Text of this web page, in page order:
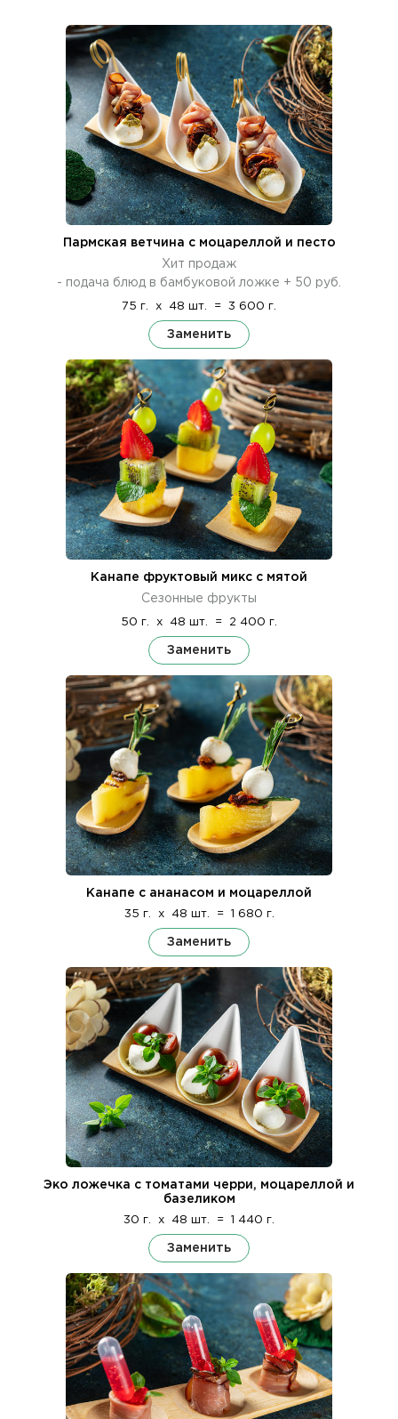
Пармская ветчина с моцареллой и песто
Хит продаж
- подача блюд в бамбуковой ложке + 50 руб.
75 г. x 48 шт. = 3 600 г.
Заменить
Канапе фруктовый микс с мятой
Сезонные фрукты
50 г. x 48 шт. = 2 400 г.
Заменить
Канапе с ананасом и моцареллой
35 г. x 48 шт. = 1 680 г.
Заменить
Эко ложечка с томатами черри, моцареллой и
базеликом
30 г. x 48 шт. = 1 440 г.
Заменить